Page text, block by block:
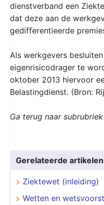
dienstverband een
dat deze aan de
gedifferentieerde
Als werkgevers
eigenrisicodrager te
oktober 2013 hiervoor
Belastingdienst. (Bron:
Ga terug naar subrubriek
Gerelateerde
Ziektewet (inleiding)
Wetten en